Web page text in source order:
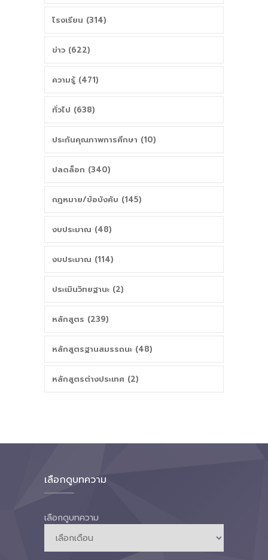
โรงเรียน (314)
ข่าว (622)
ความรู้ (471)
ทั่วไป (638)
ประกันคุณภาพการศึกษา (10)
ปลดล็อก (340)
กฎหมาย/ข้อบังคับ (145)
งบประมาณ (48)
งบประมาณ (114)
ประเมินวิทยฐานะ (2)
หลักสูตร (239)
หลักสูตรฐานสมรรถนะ (48)
หลักสูตรต่างประเทศ (2)
เลือกดูบทความ
เลือกดูบทความ